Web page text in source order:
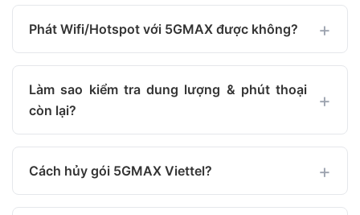
Phát Wifi/Hotspot với 5GMAX được không?
Làm sao kiểm tra dung lượng & phút thoại
còn lại?
Cách hủy gói 5GMAX Viettel?